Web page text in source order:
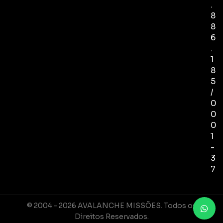
.
8
8
6
.
1
8
5
/
0
0
0
1
-
3
7
© 2004 - 2026 AVALANCHE MISSÕES. Todos os
Direitos Reservados.